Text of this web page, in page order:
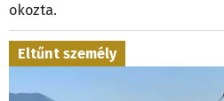
okozta.
Eltűnt személy